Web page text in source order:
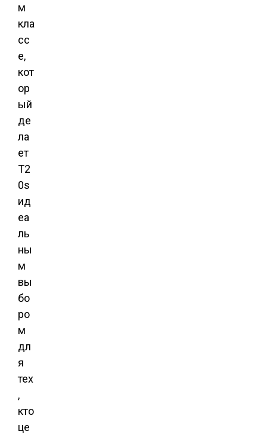
м
кла
сс
е,
кот
ор
ый
де
ла
ет
T2
0s
ид
еа
ль
ны
м
вы
бо
ро
м
дл
я
тех
,
кто
це